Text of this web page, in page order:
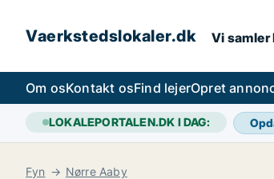
Vaerkstedslokaler.dk Vi
Om osKontakt osFind lejerOpret
LOKALEPORTALEN.DK I DAG:
Fyn Nørre Aaby